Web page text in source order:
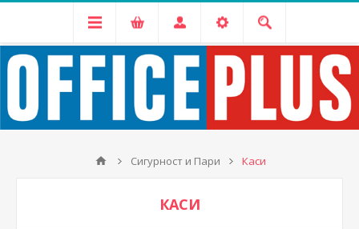
Сигурност и Пари Каси
КАСИ